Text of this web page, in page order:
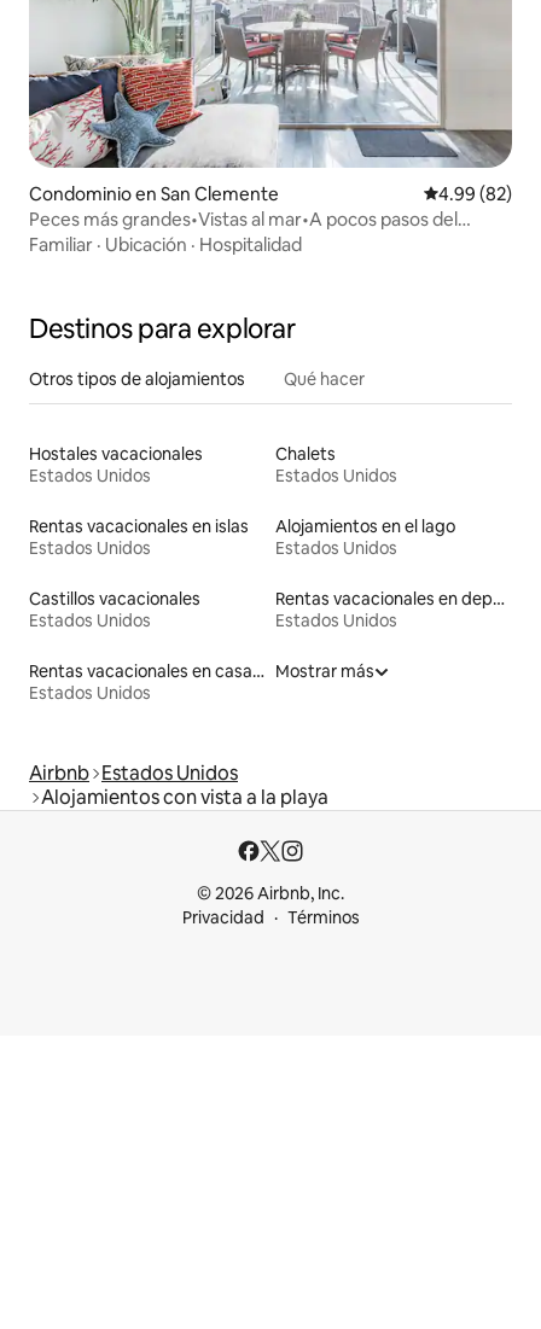
Condominio en San Clemente Calificación
4.99 (82)
Peces más grandes•Vistas al mar•A pocos pasos del
muelle•AC y estacionamiento
Familiar · Ubicación · Hospitalidad
Destinos para explorar
Otros tipos de alojamientos Qué hacer
Hostales vacacionales
Estados Unidos
Chalets
Estados Unidos
Rentas vacacionales en islas
Estados Unidos
Alojamientos en el lago
Estados Unidos
Castillos vacacionales
Estados Unidos
Rentas vacacionales en departamentos con cama de altura accesible
Estados Unidos
Rentas vacacionales en casas en árbol
Estados Unidos
Mostrar más
Airbnb Estados Unidos
Alojamientos con vista a la playa
© 2026 Airbnb, Inc.
Privacidad
Términos